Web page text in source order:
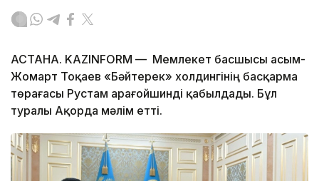
АСТАНА. KAZINFORM — Мемлекет басшысы Қасым-
Жомарт Тоқаев «Бәйтерек» холдингінің басқарма
төрағасы Рустам Қарағойшинді қабылдады. Бұл
туралы Ақорда мәлім етті.